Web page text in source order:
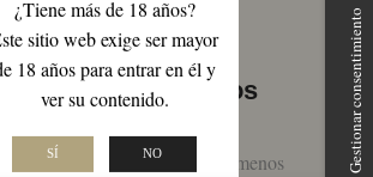
¿Tiene más de 18 años?
sitio web exige ser mayor
18 años para entrar en él y
ver su contenido.
SÍ NO
productos
busca de nuevo con términos menos
Gestionar consentimiento